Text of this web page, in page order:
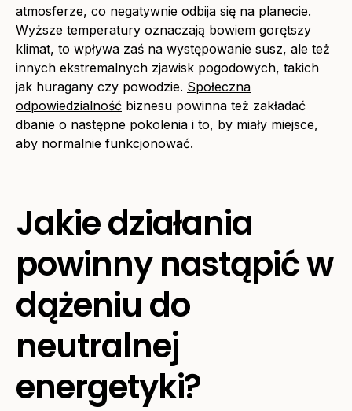
atmosferze, co negatywnie odbija się na planecie.
Wyższe temperatury oznaczają bowiem gorętszy
klimat, to wpływa zaś na występowanie susz, ale też
innych ekstremalnych zjawisk pogodowych, takich
jak huragany czy powodzie. Społeczna
odpowiedzialność biznesu powinna też zakładać
dbanie o następne pokolenia i to, by miały miejsce,
aby normalnie funkcjonować.
Jakie działania
powinny nastąpić w
dążeniu do
neutralnej
energetyki?